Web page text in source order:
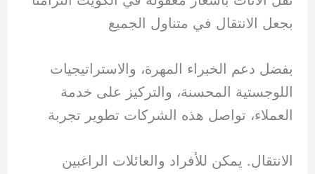
بجعل الانتقال في متناول الجميع
بفضل دعم الخبراء المهرة، والاستراتيجيات
اللوجستية المحسنة، والتركيز على خدمة
العملاء، تواصل هذه الشركات تطوير تجربة
الانتقال. يمكن للأفراد والعائلات الراغبين